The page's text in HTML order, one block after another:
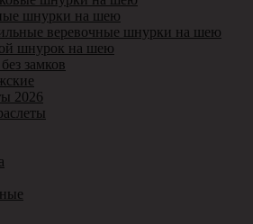
шнурки на шею
веревочные шнурки на шею
шнурок на шею
замков
2026